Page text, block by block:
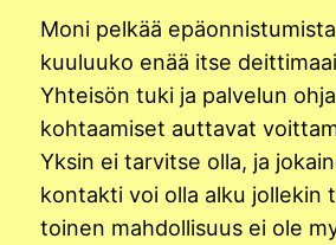
Moni pelkää
kuuluuko enää itse
Yhteisön tuki ja palvelun
kohtaamiset auttavat
Yksin ei tarvitse olla, ja
kontakti voi olla alku jollekin
toinen mahdollisuus ei ole